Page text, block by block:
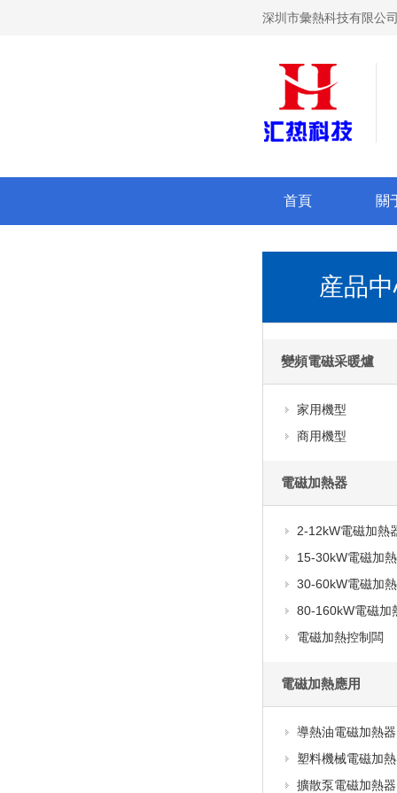
深圳市彙熱科技有限公
首頁 關
産品
變頻電磁采暖爐
家用機型
商用機型
電磁加熱器
2-12kW電磁加熱
15-30kW電磁加
30-60kW電磁加
80-160kW電磁加
電磁加熱控制闆
電磁加熱應用
導熱油電磁加熱器
塑料機械電磁加
擴散泵電磁加熱器